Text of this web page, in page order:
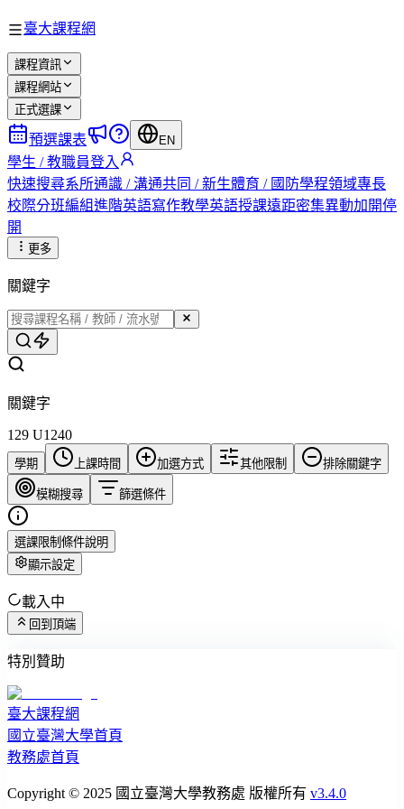
臺大課程網
課程資訊
課程網站
正式選課
預選課表 EN
學生 / 教職員登入
快速搜尋系所通識 / 溝通共同 / 新生體育 / 國防學程領域專長
校際分班編組進階英語寫作教學英語授課遠距密集異動加開停
開
更多
關鍵字
關鍵字
129 U1240
學期 上課時間 加選方式 其他限制 排除關鍵字
模糊搜尋 篩選條件
選課限制條件說明
顯示設定
載入中
回到頂端
特別贊助
臺大課程網
國立臺灣大學首頁
教務處首頁
Copyright © 2025 國立臺灣大學教務處 版權所有 v3.4.0